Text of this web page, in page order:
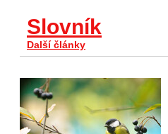
Slovník
Další články